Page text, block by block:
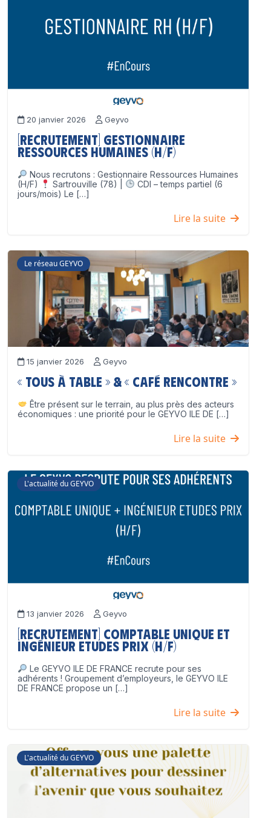
20 janvier 2026 Geyvo
[Recrutement] Gestionnaire
Ressources Humaines (H/F)
Nous recrutons : Gestionnaire Ressources Humaines
(H/F)
Sartrouville (78) |
CDI – temps partiel (6
jours/mois) Le […]
Lire la suite
Le réseau GEYVO
15 janvier 2026 Geyvo
« Tous à table » & « Café Rencontre »
Être présent sur le terrain, au plus près des acteurs
économiques : une priorité pour le GEYVO ILE DE […]
Lire la suite
L'actualité du GEYVO
13 janvier 2026 Geyvo
[Recrutement] Comptable unique et
Ingénieur Etudes Prix (H/F)
Le GEYVO ILE DE FRANCE recrute pour ses
adhérents ! Groupement d’employeurs, le GEYVO ILE
DE FRANCE propose un […]
Lire la suite
L'actualité du GEYVO